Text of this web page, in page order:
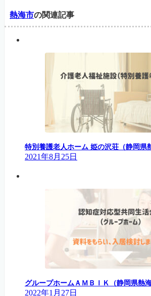
熱海市の関連記事
特別養護老人ホーム 姫の沢荘（静岡県
2021年8月25日
グループホームＡＭＢＩＫ（静岡県熱海
2022年1月27日